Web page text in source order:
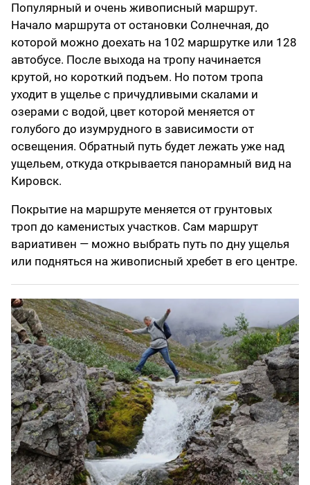
Популярный и очень живописный маршрут.
Начало маршрута от остановки Солнечная, до
которой можно доехать на 102 маршрутке или 128
автобусе. После выхода на тропу начинается
крутой, но короткий подъем. Но потом тропа
уходит в ущелье с причудливыми скалами и
озерами с водой, цвет которой меняется от
голубого до изумрудного в зависимости от
освещения. Обратный путь будет лежать уже над
ущельем, откуда открывается панорамный вид на
Кировск.
Покрытие на маршруте меняется от грунтовых
троп до каменистых участков. Сам маршрут
вариативен — можно выбрать путь по дну ущелья
или подняться на живописный хребет в его центре.